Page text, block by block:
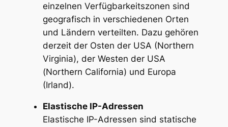
einzelnen Verfügbarkeitszonen sind
geografisch in verschiedenen Orten
und Ländern verteilten. Dazu gehören
derzeit der Osten der USA (Northern
Virginia), der Westen der USA
(Northern California) und Europa
(Irland).
Elastische IP-Adressen
Elastische IP-Adressen sind statische